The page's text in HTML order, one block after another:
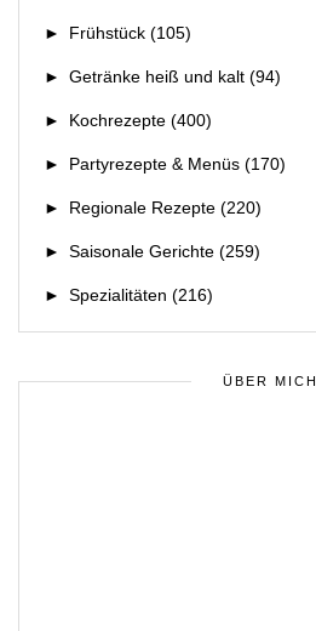
► Frühstück (105)
► Getränke heiß und kalt (94)
► Kochrezepte (400)
► Partyrezepte & Menüs (170)
► Regionale Rezepte (220)
► Saisonale Gerichte (259)
► Spezialitäten (216)
ÜBER MICH